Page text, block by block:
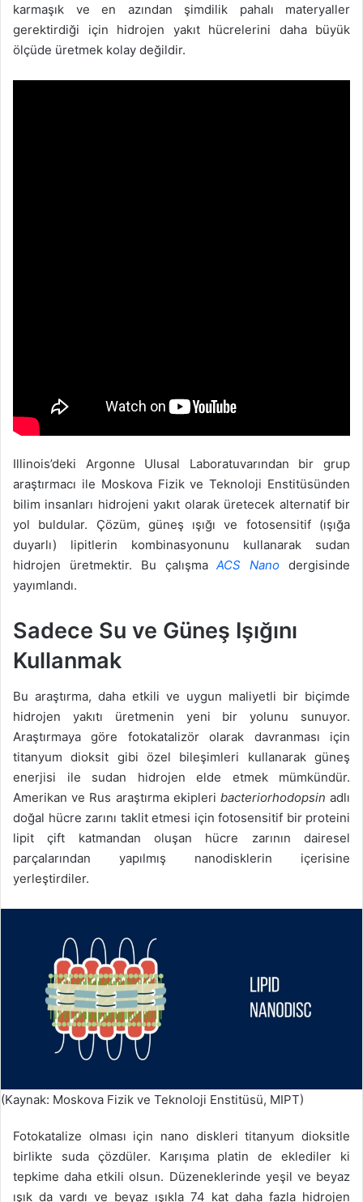
karmaşık ve en azından şimdilik pahalı materyaller
gerektirdiği için hidrojen yakıt hücrelerini daha büyük
ölçüde üretmek kolay değildir.
Illinois’deki Argonne Ulusal Laboratuvarından bir grup
araştırmacı ile Moskova Fizik ve Teknoloji Enstitüsünden
bilim insanları hidrojeni yakıt olarak üretecek alternatif bir
yol buldular. Çözüm, güneş ışığı ve fotosensitif (ışığa
duyarlı) lipitlerin kombinasyonunu kullanarak sudan
hidrojen üretmektir. Bu çalışmaACS Nanodergisinde
yayımlandı.
Sadece Su ve Güneş Işığını
Kullanmak
Bu araştırma, daha etkili ve uygun maliyetli bir biçimde
hidrojen yakıtı üretmenin yeni bir yolunu sunuyor.
Araştırmaya göre fotokatalizör olarak davranması için
titanyum dioksit gibi özel bileşimleri kullanarak güneş
enerjisi ile sudan hidrojen elde etmek mümkündür.
Amerikan ve Rus araştırma ekipleri bacteriorhodopsin adlı
doğal hücre zarını taklit etmesi için fotosensitif bir proteini
lipit çift katmandan oluşan hücre zarının dairesel
parçalarından yapılmış nanodisklerin içerisine
yerleştirdiler.
(Kaynak: Moskova Fizik ve Teknoloji Enstitüsü, MIPT)
Fotokatalize olması için nano diskleri titanyum dioksitle
birlikte suda çözdüler. Karışıma platin de eklediler ki
tepkime daha etkili olsun. Düzeneklerinde yeşil ve beyaz
ışık da vardı ve beyaz ışıkla 74 kat daha fazla hidrojen